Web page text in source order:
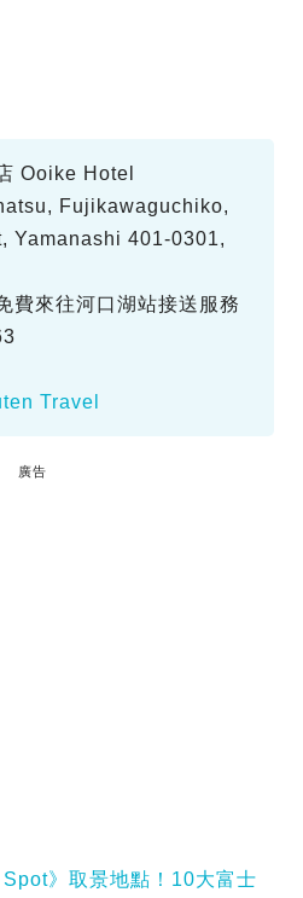
Ooike Hotel
Fujikawaguchiko,
Yamanashi 401-0301,
費來往河口湖站接送服務
Travel
廣告
》取景地點！10大富士